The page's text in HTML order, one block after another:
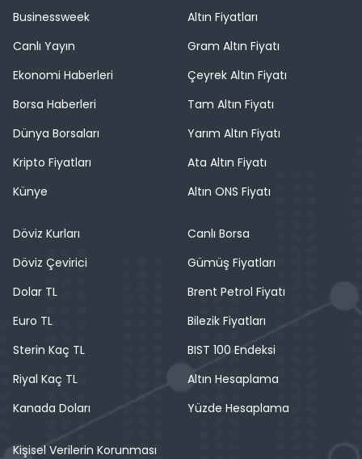
Businessweek
Canlı Yayın
Ekonomi Haberleri
Borsa Haberleri
Dünya Borsaları
Kripto Fiyatları
Künye
Altın Fiyatları
Gram Altın Fiyatı
Çeyrek Altın Fiyatı
Tam Altın Fiyatı
Yarım Altın Fiyatı
Ata Altın Fiyatı
Altın ONS Fiyatı
Döviz Kurları
Döviz Çevirici
Dolar TL
Euro TL
Sterin Kaç TL
Riyal Kaç TL
Kanada Doları
Canlı Borsa
Gümüş Fiyatları
Brent Petrol Fiyatı
Bilezik Fiyatları
BIST 100 Endeksi
Altın Hesaplama
Yüzde Hesaplama
Kişisel Verilerin Korunması